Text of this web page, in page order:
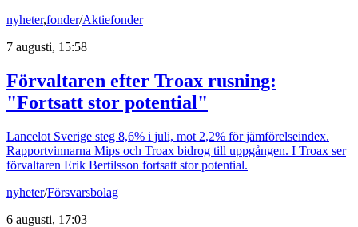
nyheter,fonder/Aktiefonder
7 augusti, 15:58
Förvaltaren efter Troax rusning:
"Fortsatt stor potential"
Lancelot Sverige steg 8,6% i juli, mot 2,2% för jämförelseindex.
Rapportvinnarna Mips och Troax bidrog till uppgången. I Troax ser
förvaltaren Erik Bertilsson fortsatt stor potential.
nyheter/Försvarsbolag
6 augusti, 17:03